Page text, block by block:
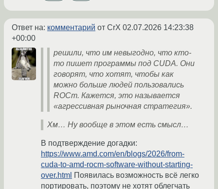
Ответ на: комментарий от CrX 02.07.2026 14:23:38
+00:00
решили, что им невыгодно, что кто-
то пишет программы под CUDA. Они
говорят, что хотят, чтобы как
можно больше людей пользовались
ROCm. Кажется, это называется
«агрессивная рыночная стратегия».
Хм… Ну вообще в этом есть смысл…
В подтверждение догадки:
https://www.amd.com/en/blogs/2026/from-
cuda-to-amd-rocm-software-without-starting-
over.html Появилась возможность всё легко
портировать, поэтому не хотят облегчать